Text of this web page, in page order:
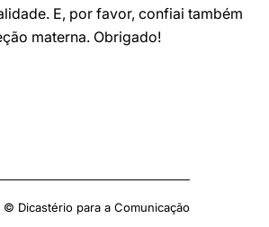
E, por favor, confiai também
materna. Obrigado!
Dicastério para a Comunicação